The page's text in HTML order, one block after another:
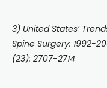
3) United States’
Spine Surgery: 1992-
(23): 2707-2714